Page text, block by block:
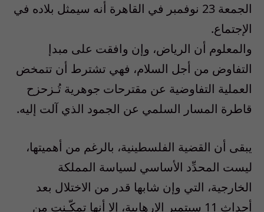
الجمعة 23 نوفمبر في القاهرة أنه سيمثل بلاده في
الإجتماع.
والمعلوم أن الرياض، وإن وافقت على مبدإ
التفاوض من أجل السلام، فهي تشترط أن تتمخض
العملية التفاوضية عن مقترحات جوهرية تُـزحزح
قاطرة المسار السلمي عن الجمود الذي آلت إليه.
يبقى أن القضية الفلسطينية، بالرغم من أهميتها،
ليست المحدِّد الأساسي لسياسة المملكة
الخارجية، التي وإن شابها قدر من الاختلال بعد
أحداث 11 سبتمبر الإرهابية، إلا أنها تمكّـنت من